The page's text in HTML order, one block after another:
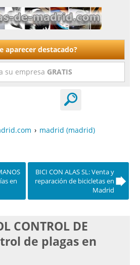
aparecer destacado?
su empresa GRATIS
› madrid (madrid)
en
BICI CON ALAS SL: Venta y
reparación de bicicletas en
Madrid
CONTROL DE
de plagas en